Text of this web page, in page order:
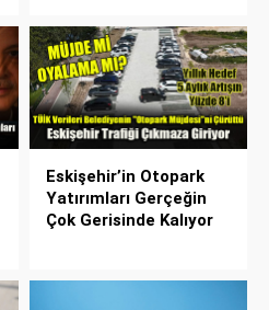
Eskişehir’in Otopark
Yatırımları Gerçeğin
Çok Gerisinde Kalıyor